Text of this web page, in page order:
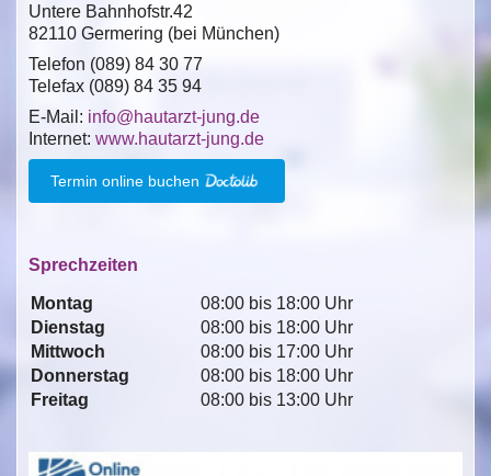
Untere Bahnhofstr.42
82110 Germering (bei München)
Telefon (089) 84 30 77
Telefax (089) 84 35 94
E-Mail: info@hautarzt-jung.de
Internet: www.hautarzt-jung.de
Termin online buchen
Sprechzeiten
Montag
08:00 bis 18:00 Uhr
Dienstag
08:00 bis 18:00 Uhr
Mittwoch
08:00 bis 17:00 Uhr
Donnerstag
08:00 bis 18:00 Uhr
Freitag
08:00 bis 13:00 Uhr